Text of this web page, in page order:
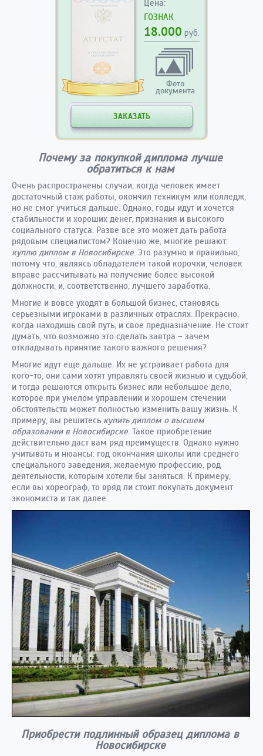
Цена:
ГОЗНАК
18.000 руб.
Фото
документа
ЗАКАЗАТЬ
Почему за покупкой диплома лучше
обратиться к нам
Очень распространены случаи, когда человек имеет
достаточный стаж работы, окончил техникум или колледж,
но не смог учиться дальше. Однако, годы идут и хочется
стабильности и хороших денег, признания и высокого
социального статуса. Разве все это может дать работа
рядовым специалистом? Конечно же, многие решают:
куплю диплом в Новосибирске. Это разумно и правильно,
потому что, являясь обладателем такой корочки, человек
вправе рассчитывать на получение более высокой
должности, и, соответственно, лучшего заработка.
Многие и вовсе уходят в большой бизнес, становясь
серьезными игроками в различных отраслях. Прекрасно,
когда находишь свой путь, и свое предназначение. Не стоит
думать, что возможно это сделать завтра – зачем
откладывать принятие такого важного решения?
Многие идут еще дальше. Их не устраивает работа для
кого-то, они сами хотят управлять своей жизнью и судьбой,
и тогда решаются открыть бизнес или небольшое дело,
которое при умелом управлении и хорошем стечении
обстоятельств может полностью изменить вашу жизнь. К
примеру, вы решитесь купить диплом о высшем
образовании в Новосибирске. Такое приобретение
действительно даст вам ряд преимуществ. Однако нужно
учитывать и нюансы: год окончания школы или среднего
специального заведения, желаемую профессию, род
деятельности, которым хотели бы заняться. К примеру,
если вы хореограф, то вряд ли стоит покупать документ
экономиста и так далее.
Приобрести подлинный образец диплома в
Новосибирске